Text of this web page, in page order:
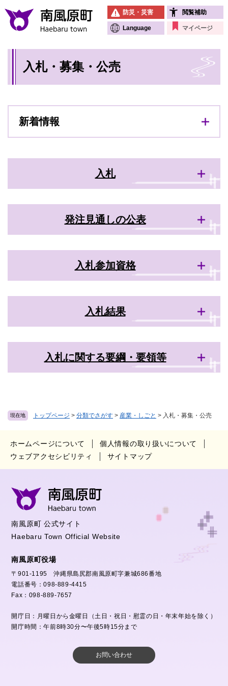
メニューを飛ばして本文へ
防災・災害 閲覧補助
Language マイページ
現在地 トップページ > 分類でさがす > 産業・しごと > 入札・募集・公売
入札・募集・公売
新着情報
入札
発注見通しの公表
入札参加資格
入札結果
入札に関する要綱・要領等
ホームページについて
個人情報の取り扱いについて
ウェブアクセシビリティ
サイトマップ
南風原町 公式サイト
Haebaru Town Official Website
南風原町役場
〒901-1195 沖縄県島尻郡南風原町字兼城686番地
電話番号：098-889-4415
Fax：098-889-7657
開庁日：月曜日から金曜日（土日・祝日・慰霊の日・年末年始を除く）
開庁時間：午前8時30分〜午後5時15分まで
お問い合わせ